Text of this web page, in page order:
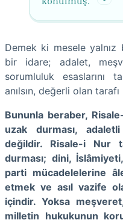
Demek ki mesele
bir idare; adalet,
sorumluluk esaslarını
anılsın, değerli olan
Bununla beraber,
uzak durması,
değildir. Risale-i Nur
durması; dini,
parti mücadelelerine
etmek ve asıl vazife
içindir. Yoksa
milletin hukukunun